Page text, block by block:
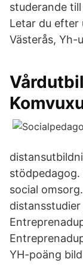
studerande
Letar du efter
Västerås, Yh-
social
YH-poäng